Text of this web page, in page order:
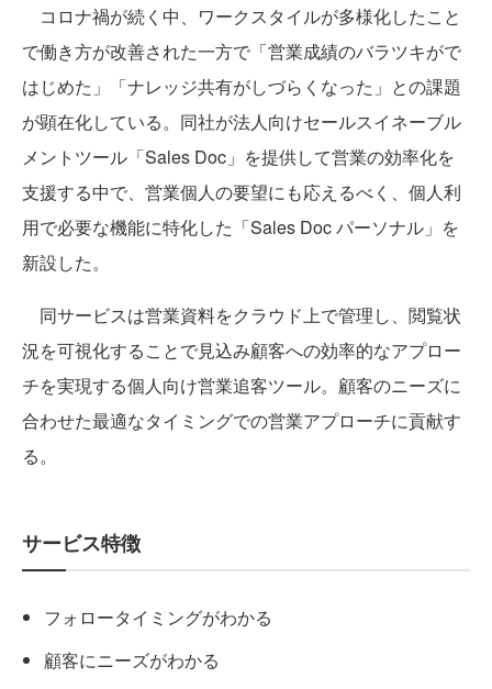
コロナ禍が続く中、ワークスタイルが多様化したこと
で働き方が改善された一方で「営業成績のバラツキがで
はじめた」「ナレッジ共有がしづらくなった」との課題
が顕在化している。同社が法人向けセールスイネーブル
メントツール「Sales Doc」を提供して営業の効率化を
支援する中で、営業個人の要望にも応えるべく、個人利
用で必要な機能に特化した「Sales Doc パーソナル」を
新設した。
同サービスは営業資料をクラウド上で管理し、閲覧状
況を可視化することで見込み顧客への効率的なアプロー
チを実現する個人向け営業追客ツール。顧客のニーズに
合わせた最適なタイミングでの営業アプローチに貢献す
る。
サービス特徴
フォロータイミングがわかる
顧客にニーズがわかる